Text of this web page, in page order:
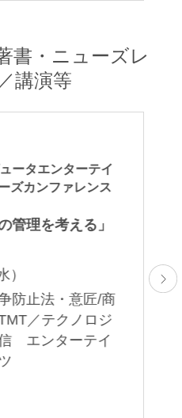
書・ニューズレ
講演等
ータエンターテイ
ズカンファレンス
管理を考える」
）
防止法・意匠/商
／テクノロジ
エンターテイ
ツ